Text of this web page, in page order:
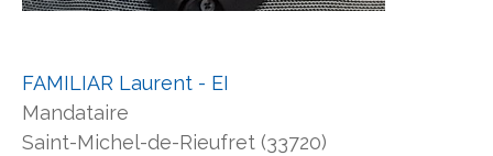
FAMILIAR Laurent - EI
Mandataire
Saint-Michel-de-Rieufret (33720)